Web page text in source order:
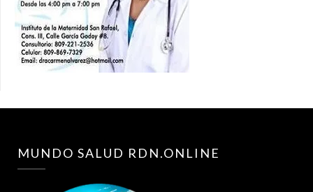
MUNDO SALUD RDN.ONLINE